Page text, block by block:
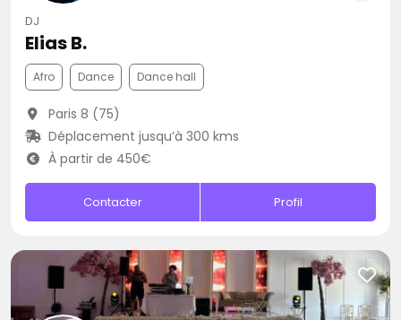
DJ
Elias B.
Afro Dance Dance hall
Paris 8 (75)
Déplacement jusqu’à 300 kms
À partir de 450€
Contacter Profil